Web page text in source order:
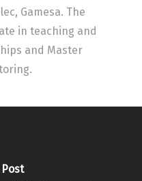
Gamesa. The
in teaching and
and Master